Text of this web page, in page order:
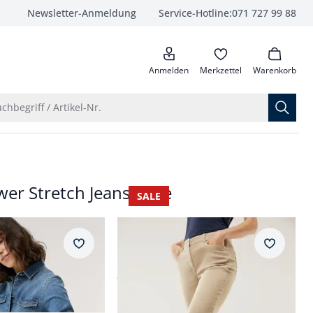
Newsletter-Anmeldung Service-Hotline:071 727 99 88
anrufen
Anmelden Merkzettel Warenkorb
/ Artikel-Nr.
Stretch Jeansbluse
Merkzettel
Passform Regular Fit.
SALE
Five Pocket Highstretch-Denim
ab